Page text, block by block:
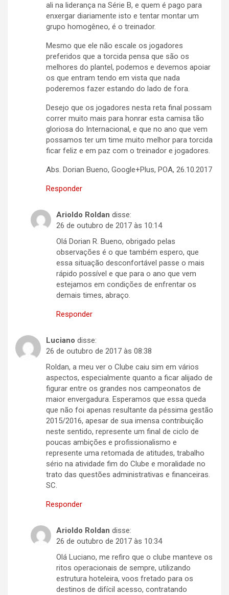
ali na liderança na Série B, e quem é pago para
enxergar diariamente isto e tentar montar um
grupo homogêneo, é o treinador.
Mesmo que ele não escale os jogadores
preferidos que a torcida pensa que são os
melhores do plantel, podemos e devemos apoiar
os que entram tendo em vista que nada
poderemos fazer estando do lado de fora.
Desejo que os jogadores nesta reta final possam
correr muito mais para honrar esta camisa tão
gloriosa do Internacional, e que no ano que vem
possamos ter um time muito melhor para torcida
ficar feliz e em paz com o treinador e jogadores.
Abs. Dorian Bueno, Google+Plus, POA, 26.10.2017
Responder
Arioldo Roldan disse:
26 de outubro de 2017 às 10:14
Olá Dorian R. Bueno, obrigado pelas
observações é o que também espero, que
essa situação desconfortável passe o mais
rápido possível e que para o ano que vem
estejamos em condições de enfrentar os
demais times, abraço.
Responder
Luciano disse:
26 de outubro de 2017 às 08:38
Roldan, a meu ver o Clube caiu sim em vários
aspectos, especialmente quanto a ficar alijado de
figurar entre os grandes nos campeonatos de
maior envergadura. Esperamos que essa queda
que não foi apenas resultante da péssima gestão
2015/2016, apesar de sua imensa contribuição
neste sentido, represente um final de ciclo de
poucas ambições e profissionalismo e
represente uma retomada de atitudes, trabalho
sério na atividade fim do Clube e moralidade no
trato das questões administrativas e financeiras.
SC.
Responder
Arioldo Roldan disse:
26 de outubro de 2017 às 10:34
Olá Luciano, me refiro que o clube manteve os
ritos operacionais de sempre, utilizando
estrutura hoteleira, voos fretado para os
destinos de difícil acesso, contratando